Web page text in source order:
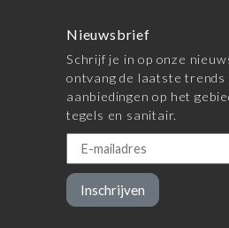
Nieuwsbrief
Schrijf je in op onze
ontvang de laatste trends
aanbiedingen op het
tegels en sanitair.
Inschrijven